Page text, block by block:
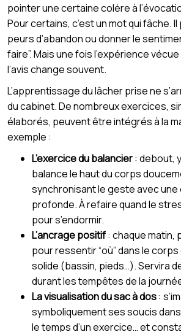
pointer une certaine colère à
Pour certains, c’est un mot qui fâche.
peurs d’abandon ou donner le
faire”. Mais une fois l’expérience
l’avis change souvent.
L’apprentissage du lâcher prise ne
du cabinet. De nombreux exercices,
élaborés, peuvent être intégrés à la
exemple :
L’exercice du balancier: debout,
balance le haut du corps
synchronisant le geste avec une
profonde. À refaire quand le
pour s’endormir.
L’ancrage positif: chaque matin,
pour ressentir “où” dans le
solide (bassin, pieds…). Servira
durant les tempêtes de la
La visualisation du sac à dos:
symboliquement ses soucis
le temps d’un exercice… et